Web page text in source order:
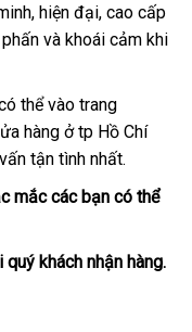
Trung
Quốc
, hiện đạiamazon
, cao cấp
bỏ
và khoái cảm khi
thể vào trang
hàng ở tp Hồ Chí
tận tình nhất.
mắcnhập
các bạn gần
có thể
quý khách nhận hàng.